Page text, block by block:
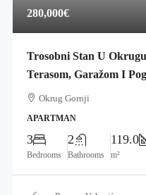
280,000€
Trosobni Stan U
Terasom, Garažom I
Okrug Gornji
APARTMAN
3
Bedrooms
2
Bathrooms
119.0
m²